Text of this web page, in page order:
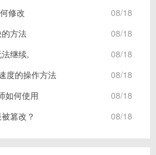
08/18
修改
08/18
方法
08/18
继续,
08/18
度的操作方法
08/18
如何使用
08/18
篡改？